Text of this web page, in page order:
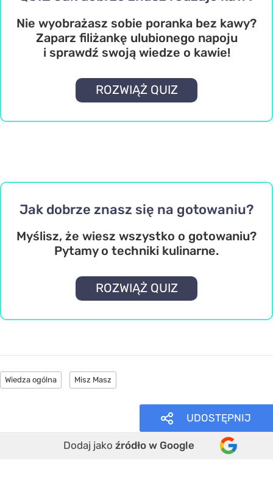
Nie wyobrażasz sobie poranka bez kawy?
Zaparz filiżankę ulubionego napoju
i sprawdź swoją wiedze o kawie!
ROZWIĄŻ QUIZ
Jak dobrze znasz się na gotowaniu?
Myślisz, że wiesz wszystko o gotowaniu?
Pytamy o techniki kulinarne.
ROZWIĄŻ QUIZ
Wiedza ogólna Misz Masz
UDOSTĘPNIJ
Dodaj jako źródło w Google